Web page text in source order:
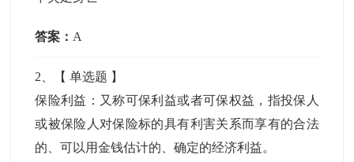
答案： A
2 、【单选题 】
保险利益：又称可保利益或者可保权益，指投保人
或被保险人对保险标的具有利害关系而享有的合法
的、可以用金钱估计的、确定的经济利益。